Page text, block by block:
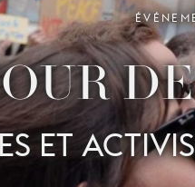
ET